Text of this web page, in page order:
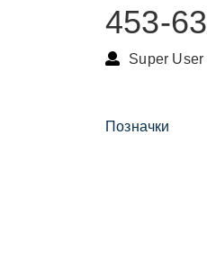
453-63
Super User
Позначки